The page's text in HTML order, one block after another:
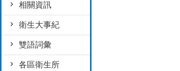
相關資訊
衛生大事紀
雙語詞彙
各區衛生所